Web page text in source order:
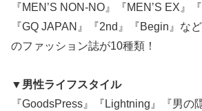
『MEN’S NON-NO』『MEN’S EX』
『GQ JAPAN』『2nd』『Begin』な
のファッション誌が10種類！
▼男性ライフスタイル
『GoodsPress』『Lightning』『男の